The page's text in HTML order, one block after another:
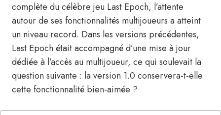
complète du célèbre jeu Last Epoch, l’attente
autour de ses fonctionnalités multijoueurs a atteint
un niveau record. Dans les versions précédentes,
Last Epoch était accompagné d’une mise à jour
dédiée à l’accès au multijoueur, ce qui soulevait la
question suivante : la version 1.0 conservera-t-elle
cette fonctionnalité bien-aimée ?